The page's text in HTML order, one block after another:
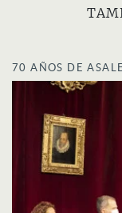
70 AÑOS DE ASALE